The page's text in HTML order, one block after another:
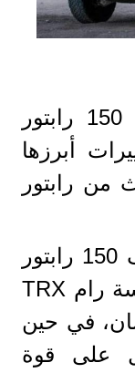
حصلت سيارات فورد إف 150 رابتور
أبرزها
من رابتور
وأكدت شركة فورد أن اف 150 رابتور
ار ستأتي العام القادم لمنافسة رام TRX
قوتها عن 700 حصان، في حين
على قوة